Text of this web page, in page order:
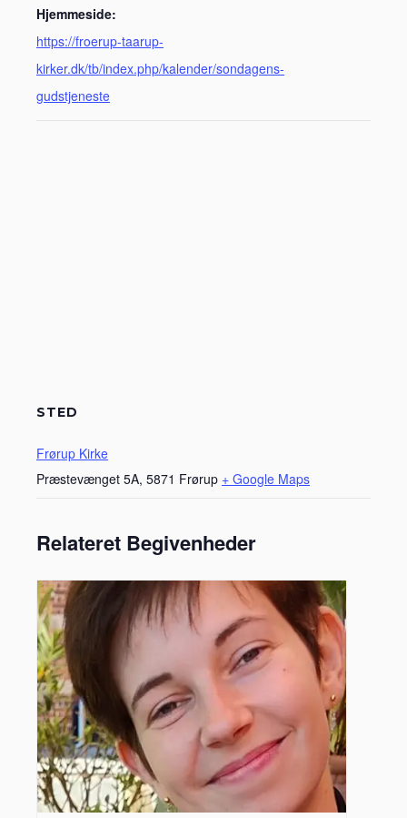
Hjemmeside:
https://froerup-taarup-
kirker.dk/tb/index.php/kalender/sondagens-
gudstjeneste
STED
Frørup Kirke
Præstevænget 5A, 5871 Frørup + Google Maps
Relateret Begivenheder